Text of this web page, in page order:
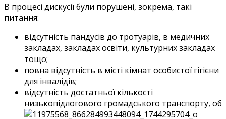
В процесі дискусії були порушені, зокрема, такі
питання:
відсутність пандусів до тротуарів, в медичних
закладах, закладах освіти, культурних закладах
тощо;
повна відсутність в місті кімнат особистої гігієни
для інвалідів;
відсутність достатньої кількості
низькопідлогового громадського транспорту, об